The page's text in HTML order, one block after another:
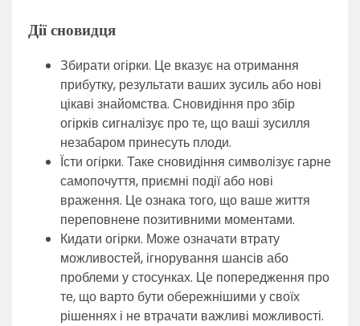
Дії сновидця
Збирати огірки. Це вказує на отримання
прибутку, результати ваших зусиль або нові
цікаві знайомства. Сновидіння про збір
огірків сигналізує про те, що ваші зусилля
незабаром принесуть плоди.
Їсти огірки. Таке сновидіння символізує гарне
самопочуття, приємні події або нові
враження. Це ознака того, що ваше життя
переповнене позитивними моментами.
Кидати огірки. Може означати втрату
можливостей, ігнорування шансів або
проблеми у стосунках. Це попередження про
те, що варто бути обережнішими у своїх
рішеннях і не втрачати важливі можливості.